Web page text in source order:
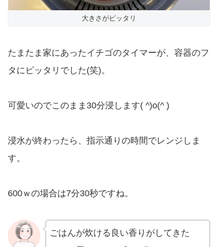
大きさがピッタリ
たまたま家にあったイチゴのタイマーが、容器のフ
タにピッタリでした(笑)。
可愛いのでこのまま30分浸します( ^)o(^ )
浸水が終わったら、指示通りの時間でレンジしま
す。
600ｗの場合は7分30秒ですね。
ごはんが炊ける良い香りがしてきた